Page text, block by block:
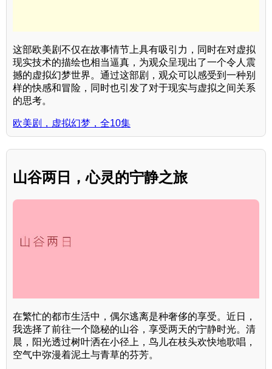
这部欧美剧不仅在故事情节上具有吸引力，同时在对虚拟
现实技术的描绘也相当逼真，为观众呈现出了一个令人震
撼的虚拟幻梦世界。通过这部剧，观众可以感受到一种别
样的快感和冒险，同时也引发了对于现实与虚拟之间关系
的思考。
欧美剧，虚拟幻梦，全10集
山谷两日，心灵的宁静之旅
在繁忙的都市生活中，偶尔逃离是种奢侈的享受。近日，
我选择了前往一个隐秘的山谷，享受两天的宁静时光。清
晨，阳光透过树叶洒在小径上，鸟儿在枝头欢快地歌唱，
空气中弥漫着泥土与青草的芬芳。